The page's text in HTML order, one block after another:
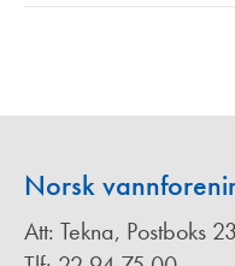
Norsk
Att: Tekna, Postboks